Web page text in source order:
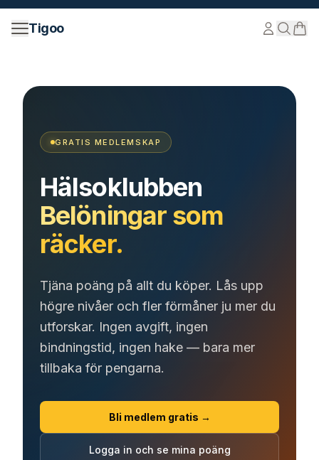
Hoppa till innehåll
Tigoo
GRATIS MEDLEMSKAP
Hälsoklubben
Belöningar som
räcker.
Tjäna poäng på allt du köper. Lås upp
högre nivåer och fler förmåner ju mer du
utforskar. Ingen avgift, ingen
bindningstid, ingen hake — bara mer
tillbaka för pengarna.
Bli medlem gratis →
Logga in och se mina poäng